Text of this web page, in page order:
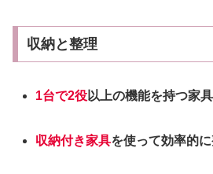
収納と整理
1台で2役以上の機能を持つ家
収納付き家具を使って効率的